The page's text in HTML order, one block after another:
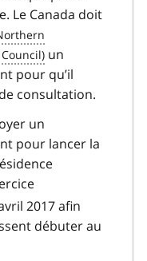
Le Canada doit
un
pour qu’il
consultation.
un
pour lancer la
2017 afin
débuter au